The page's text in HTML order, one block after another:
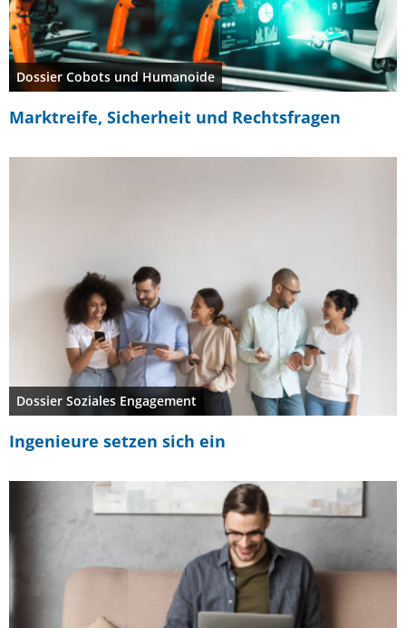
Dossier Cobots und Humanoide
Marktreife, Sicherheit und Rechtsfragen
Dossier Soziales Engagement
Ingenieure setzen sich ein